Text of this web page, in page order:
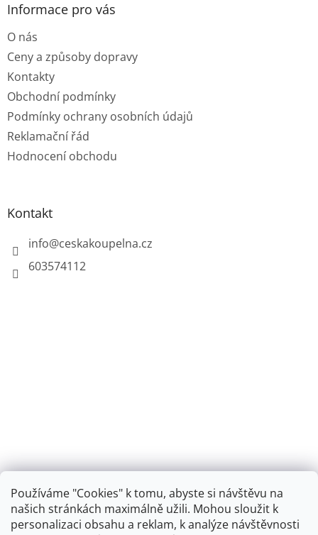
Používáme "Cookies" k tomu, abyste si návštěvu na
našich stránkách maximálně užili. Mohou sloužit k
personalizaci obsahu a reklam, k analýze návštěvnosti
Informace pro vás
O nás
Ceny a způsoby dopravy
Kontakty
Obchodní podmínky
Podmínky ochrany osobních údajů
Reklamační řád
Hodnocení obchodu
Kontakt
info@ceskakoupelna.cz
603574112